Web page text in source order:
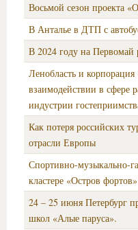
Восьмой сезон проекта
В Анталье в ДТП с
В 2024 году на Первомай
Ленобласть и
взаимодействии в сфере
индустрии
Как потеря российских
отрасли Европы
Спортивно-музыкально-
кластере «Остров
24 – 25 июня Петербург
школ «Алые паруса».